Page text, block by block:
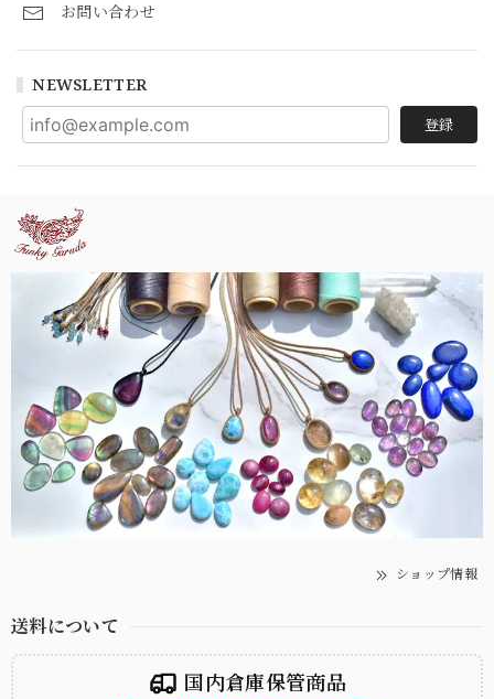
お問い合わせ
NEWSLETTER
登録
ショップ情報
送料について
国内倉庫保管商品